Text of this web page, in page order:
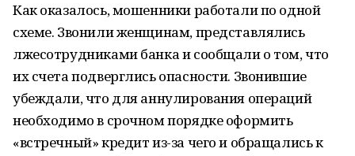
Как оказалось, мошенники работали по одной
схеме. Звонили женщинам, представлялись
лжесотрудниками банка и сообщали о том, что
их счета подверглись опасности. Звонившие
убеждали, что для аннулирования операций
необходимо в срочном порядке оформить
«встречный» кредит из-за чего и обращались к